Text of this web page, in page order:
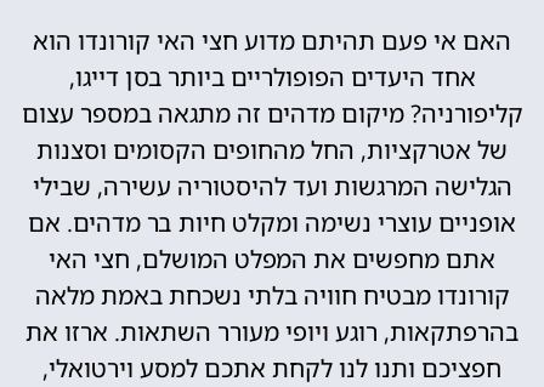
האם אי פעם תהיתם מדוע חצי האי קורונדו הוא
אחד היעדים הפופולריים ביותר בסן דייגו,
קליפורניה? מיקום מדהים זה מתגאה במספר עצום
של אטרקציות, החל מהחופים הקסומים וסצנות
הגלישה המרגשות ועד להיסטוריה עשירה, שבילי
אופניים עוצרי נשימה ומקלט חיות בר מדהים. אם
אתם מחפשים את המפלט המושלם, חצי האי
קורונדו מבטיח חוויה בלתי נשכחת באמת מלאה
בהרפתקאות, רוגע ויופי מעורר השתאות. ארזו את
חפציכם ותנו לנו לקחת אתכם למסע וירטואלי,